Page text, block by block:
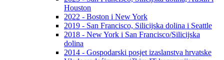
Houston
2022 - Boston i New York
2019 - San Francisco, Silicijska dolina i Seattle
2018 - New York i San Francisco/Silicijska
dolina
2014 - Gospodarski posjet izaslanstva hrvatske